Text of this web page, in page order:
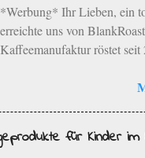
*Werbung* Ihr Lieben, ein
erreichte uns von
Kaffeemanufaktur röstet seit
Provenienzen der besten
einem schonenden Langzeit-
für Kinder im